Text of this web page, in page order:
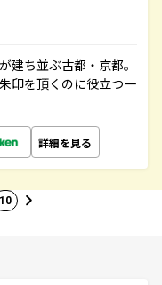
建ち並ぶ古都・京都。
印を頂くのに役立つ一
詳細を見る
10